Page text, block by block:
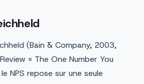
(Bain & Company, 2003,
« The One Number You
NPS repose sur une seule